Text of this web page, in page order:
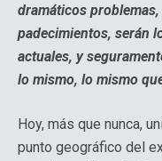
dramáticos
padecimientos, serán
actuales, y
lo mismo, lo mismo
Hoy, más que nunca,
punto geográfico del